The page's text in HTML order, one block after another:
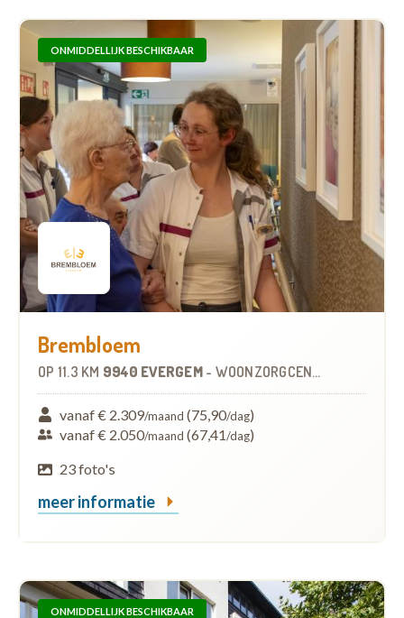
ONMIDDELLIJK BESCHIKBAAR
Brembloem
OP 11.3 KM 9940 EVERGEM - WOONZORGCENTRUM (WZC)
vanaf € 2.309/maand (75,90/dag)
vanaf € 2.050/maand (67,41/dag)
23 foto's
meer informatie
ONMIDDELLIJK BESCHIKBAAR